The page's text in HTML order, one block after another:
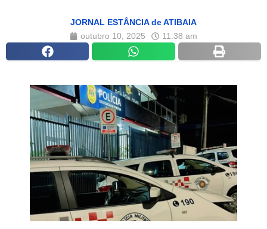
JORNAL ESTÂNCIA de ATIBAIA
outubro 10, 2025
11:38 am